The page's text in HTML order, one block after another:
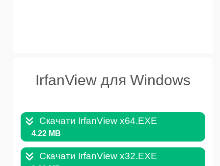
IrfanView для Windows
Скачати IrfanView x64.EXE
4.22 MB
Скачати IrfanView x32.EXE